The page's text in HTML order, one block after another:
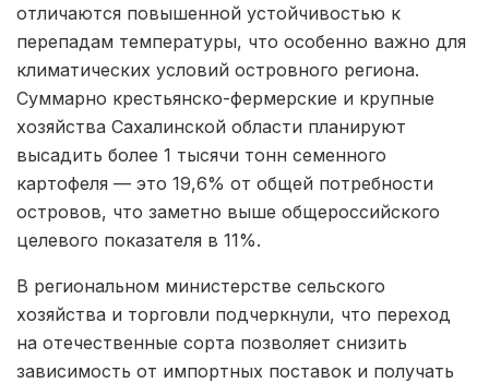
отличаются повышенной устойчивостью к
перепадам температуры, что особенно важно для
климатических условий островного региона.
Суммарно крестьянско-фермерские и крупные
хозяйства Сахалинской области планируют
высадить более 1 тысячи тонн семенного
картофеля — это 19,6% от общей потребности
островов, что заметно выше общероссийского
целевого показателя в 11%.
В региональном министерстве сельского
хозяйства и торговли подчеркнули, что переход
на отечественные сорта позволяет снизить
зависимость от импортных поставок и получать